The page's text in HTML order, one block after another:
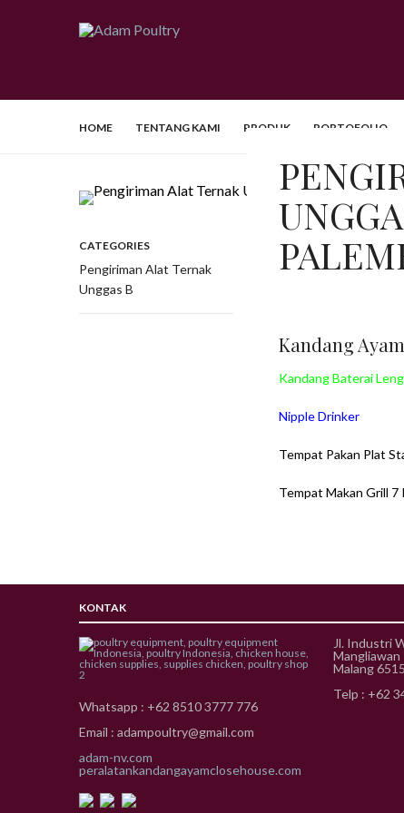
HOME TENTANG KAMI PRODUK PORTOFOLIO
CATEGORIES
Pengiriman Alat Ternak
Unggas B
Kandang
Kandang Baterai
Nipple Drinker
Tempat Pakan Plat
Tempat Makan Grill 7
KONTAK
Jl. Industri
Mangliawan
Malang
Telp : +62
Whatsapp : +62 8510 3777 776
Email : adampoultry@gmail.com
adam-nv.com
peralatankandangayamclosehouse.com